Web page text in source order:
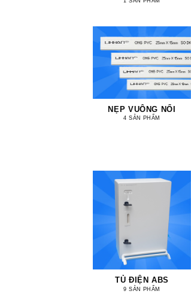
NẸP VUÔNG NỔI
4 SẢN PHẨM
TỦ ĐIỆN ABS
9 SẢN PHẨM